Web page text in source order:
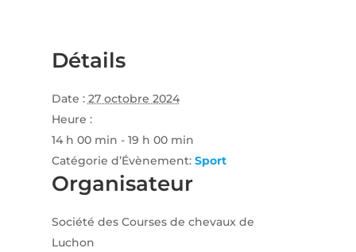
Détails
Date : 27 octobre 2024
Heure :
14 h 00 min - 19 h 00 min
Catégorie d’Évènement: Sport
Organisateur
Société des Courses de chevaux de
Luchon